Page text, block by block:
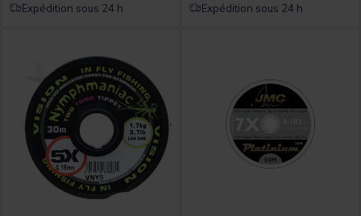
Expédition sous 24 h Expédition sous 24 h